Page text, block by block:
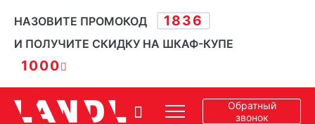
НАЗОВИТЕ ПРОМОКОД 1836
И ПОЛУЧИТЕ СКИДКУ НА ШКАФ-КУПЕ
1000
Обратный
звонок